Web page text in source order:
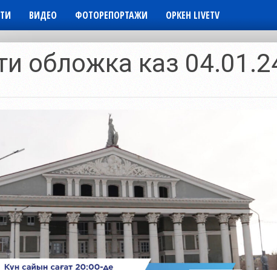
ВИДЕО ФОТОРЕПОРТАЖИ ОРКЕН LIVETV
обложка каз